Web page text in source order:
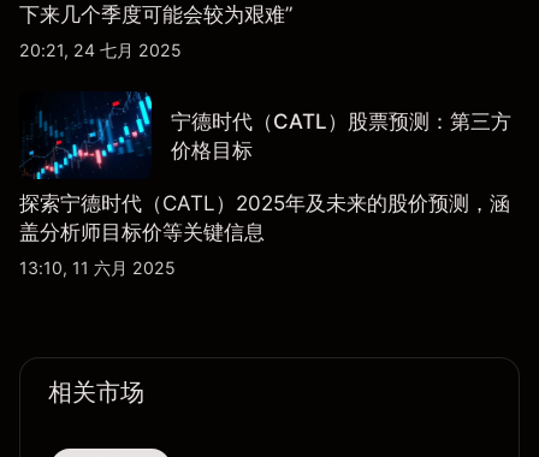
下来几个季度可能会较为艰难”
20:21, 24 七月 2025
宁德时代（CATL）股票预测：第三方
价格目标
探索宁德时代（CATL）2025年及未来的股价预测，涵
盖分析师目标价等关键信息
13:10, 11 六月 2025
相关市场